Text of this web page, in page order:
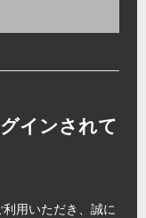
インされて
用いただき、誠に